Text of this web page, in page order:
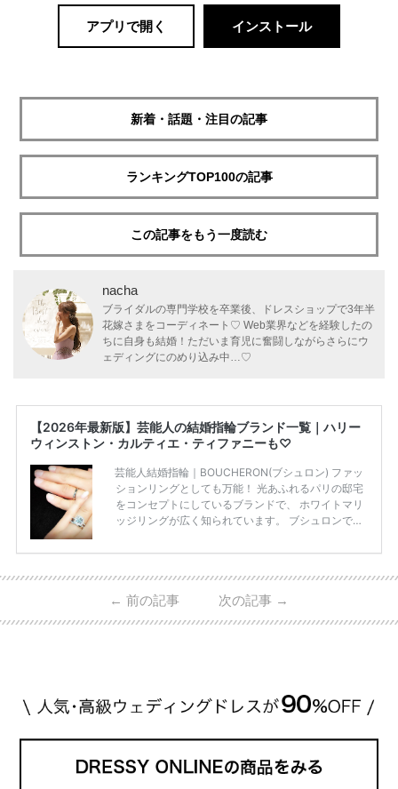
アプリで開く インストール
新着・話題・注目の記事
ランキングTOP100の記事
この記事をもう一度読む
nacha
ブライダルの専門学校を卒業後、ドレスショップで3年半
花嫁さまをコーディネート♡ Web業界などを経験したの
ちに自身も結婚！ただいま育児に奮闘しながらさらにウ
ェディングにのめり込み中…♡
【2026年最新版】芸能人の結婚指輪ブランド一覧｜ハリー
ウィンストン・カルティエ・ティファニーも♡
芸能人結婚指輪｜BOUCHERON(ブシュロン) ファッ
ションリングとしても万能！ 光あふれるパリの邸宅
をコンセプトにしているブランドで、 ホワイトマリ
ッジリングが広く知られています。 ブシュロンで特
ング」は、 小栗さんと山田さんが結婚指輪に選ばれ
なので、 とても人気となっているのです。 その相場
は、10～30万円ほどとなっています。 小栗旬さん・
← 前の記事 次の記事 →